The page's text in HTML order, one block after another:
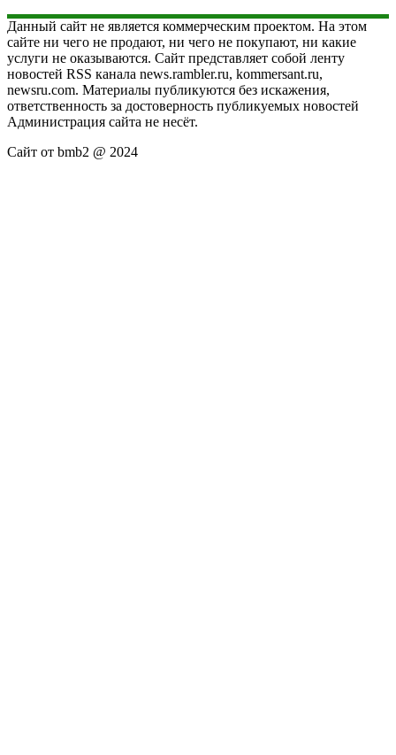
Данный сайт не является коммерческим проектом. На этом
сайте ни чего не продают, ни чего не покупают, ни какие
услуги не оказываются. Сайт представляет собой ленту
новостей RSS канала news.rambler.ru, kommersant.ru,
newsru.com. Материалы публикуются без искажения,
ответственность за достоверность публикуемых новостей
Администрация сайта не несёт.
Сайт от bmb2 @ 2024